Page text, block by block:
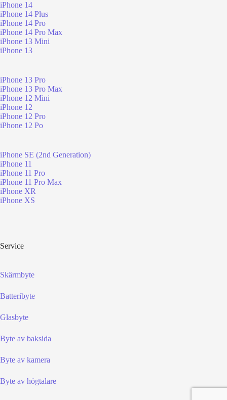
iPhone 14
iPhone 14 Plus
iPhone 14 Pro
iPhone 14 Pro Max
iPhone 13 Mini
iPhone 13
iPhone 13 Pro
iPhone 13 Pro Max
iPhone 12 Mini
iPhone 12
iPhone 12 Pro
iPhone 12 Po
iPhone SE (2nd Generation)
iPhone 11
iPhone 11 Pro
iPhone 11 Pro Max
iPhone XR
iPhone XS
Service
Skärmbyte
Batteribyte
Glasbyte
Byte av baksida
Byte av kamera
Byte av högtalare